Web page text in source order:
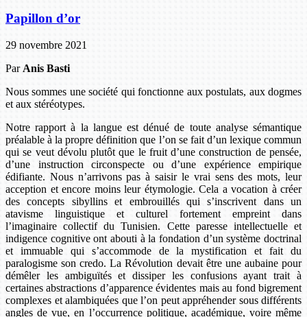
Papillon d’or
29 novembre 2021
Par Anis Basti
Nous sommes une société qui fonctionne aux postulats, aux dogmes
et aux stéréotypes.
Notre rapport à la langue est dénué de toute analyse sémantique
préalable à la propre définition que l’on se fait d’un lexique commun
qui se veut dévolu plutôt que le fruit d’une construction de pensée,
d’une instruction circonspecte ou d’une expérience empirique
édifiante. Nous n’arrivons pas à saisir le vrai sens des mots, leur
acception et encore moins leur étymologie. Cela a vocation à créer
des concepts sibyllins et embrouillés qui s’inscrivent dans un
atavisme linguistique et culturel fortement empreint dans
l’imaginaire collectif du Tunisien. Cette paresse intellectuelle et
indigence cognitive ont abouti à la fondation d’un système doctrinal
et immuable qui s’accommode de la mystification et fait du
paralogisme son credo. La Révolution devait être une aubaine pour
démêler les ambiguïtés et dissiper les confusions ayant trait à
certaines abstractions d’apparence évidentes mais au fond bigrement
complexes et alambiquées que l’on peut appréhender sous différents
angles de vue, en l’occurrence politique, académique, voire même